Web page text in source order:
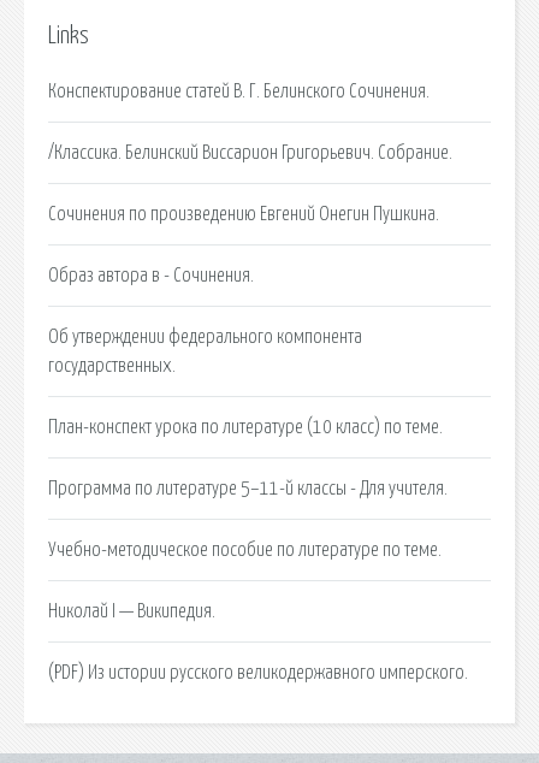
Links
Конспектирование статей В. Г. Белинского Сочинения.
/Классика. Белинский Виссарион Григорьевич. Собрание.
Сочинения по произведению Евгений Онегин Пушкина.
Образ автора в - Сочинения.
Об утверждении федерального компонента
государственных.
План-конспект урока по литературе (10 класс) по теме.
Программа по литературе 5–11-й классы - Для учителя.
Учебно-методическое пособие по литературе по теме.
Николай I — Википедия.
(PDF) Из истории русского великодержавного имперского.